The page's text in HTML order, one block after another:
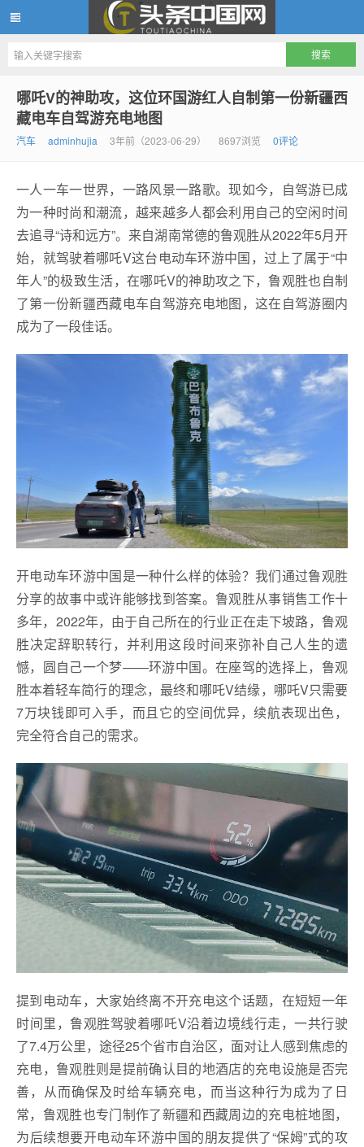
头条中国网
哪吒V的神助攻，这位环国游红人自制第一份新疆西
藏电车自驾游充电地图
汽车 adminhujia 3年前（2023-06-29） 8697浏览 0评论
一人一车一世界，一路风景一路歌。现如今，自驾游已成
为一种时尚和潮流，越来越多人都会利用自己的空闲时间
去追寻“诗和远方”。来自湖南常德的鲁观胜从2022年5月开
始，就驾驶着哪吒V这台电动车环游中国，过上了属于“中
年人”的极致生活，在哪吒V的神助攻之下，鲁观胜也自制
了第一份新疆西藏电车自驾游充电地图，这在自驾游圈内
成为了一段佳话。
开电动车环游中国是一种什么样的体验？我们通过鲁观胜
分享的故事中或许能够找到答案。鲁观胜从事销售工作十
多年，2022年，由于自己所在的行业正在走下坡路，鲁观
胜决定辞职转行，并利用这段时间来弥补自己人生的遗
憾，圆自己一个梦——环游中国。在座驾的选择上，鲁观
胜本着轻车简行的理念，最终和哪吒V结缘，哪吒V只需要
7万块钱即可入手，而且它的空间优异，续航表现出色，
完全符合自己的需求。
提到电动车，大家始终离不开充电这个话题，在短短一年
时间里，鲁观胜驾驶着哪吒V沿着边境线行走，一共行驶
了7.4万公里，途径25个省市自治区，面对让人感到焦虑的
充电，鲁观胜则是提前确认目的地酒店的充电设施是否完
善，从而确保及时给车辆充电，而当这种行为成为了日
常，鲁观胜也专门制作了新疆和西藏周边的充电桩地图，
为后续想要开电动车环游中国的朋友提供了“保姆”式的攻